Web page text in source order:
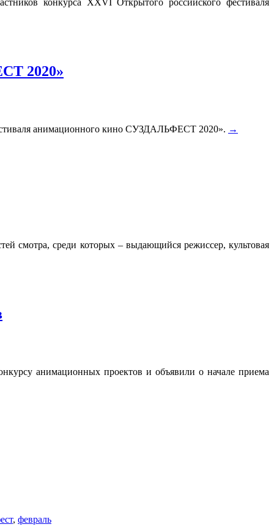
конкурса XXVI Открытого российского фестиваля
2020»
анимационного кино СУЗДАЛЬФЕСТ 2020». →
смотра, среди которых – выдающийся режиссер, культовая
анимационных проектов и объявили о начале приема
, февраль